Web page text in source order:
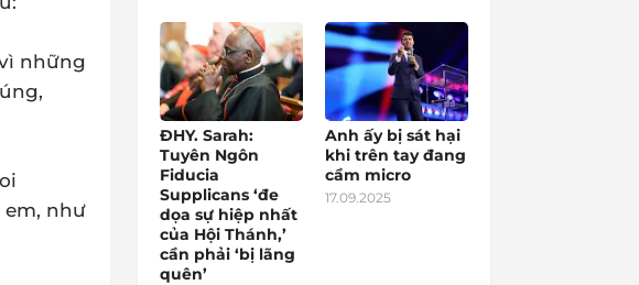
những
như
ĐHY. Sarah:
Tuyên Ngôn
Fiducia
Supplicans ‘đe
dọa sự hiệp nhất
của Hội Thánh,’
cần phải ‘bị lãng
quên’
Anh ấy bị sát hại
khi trên tay đang
cầm micro
17.09.2025